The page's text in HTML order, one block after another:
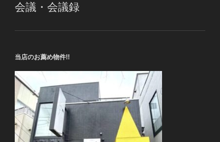
会議・会議録
当店のお薦め物件!!